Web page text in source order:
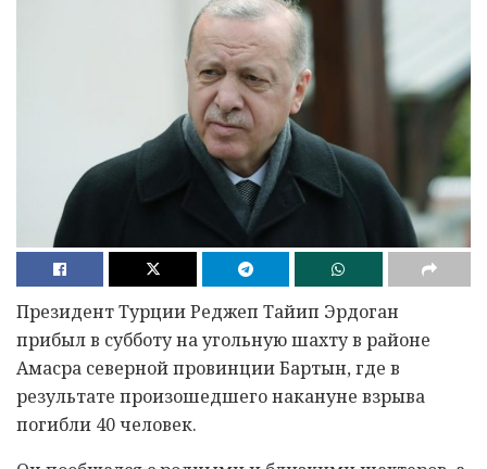
Президент Турции Реджеп Тайип Эрдоган
прибыл в субботу на угольную шахту в районе
Амасра северной провинции Бартын, где в
результате произошедшего накануне взрыва
погибли 40 человек.